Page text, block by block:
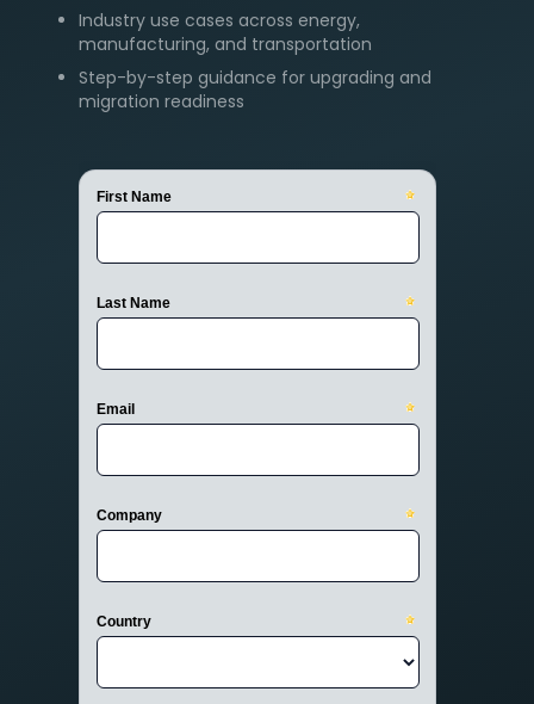
Industry use cases across energy,
manufacturing, and transportation
Step-by-step guidance for upgrading and
migration readiness